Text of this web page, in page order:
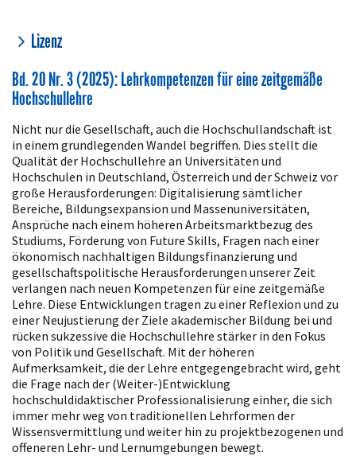
Artikeldetails
Lizenz
Bd. 20 Nr. 3 (2025): Lehrkompetenzen für eine zeitgemäße
Hochschullehre
Nicht nur die Gesellschaft, auch die Hochschullandschaft ist
in einem grundlegenden Wandel begriffen. Dies stellt die
Qualität der Hochschullehre an Universitäten und
Hochschulen in Deutschland, Österreich und der Schweiz vor
große Herausforderungen: Digitalisierung sämtlicher
Bereiche, Bildungsexpansion und Massenuniversitäten,
Ansprüche nach einem höheren Arbeitsmarktbezug des
Studiums, Förderung von Future Skills, Fragen nach einer
ökonomisch nachhaltigen Bildungsfinanzierung und
gesellschaftspolitische Herausforderungen unserer Zeit
verlangen nach neuen Kompetenzen für eine zeitgemäße
Lehre. Diese Entwicklungen tragen zu einer Reflexion und zu
einer Neujustierung der Ziele akademischer Bildung bei und
rücken sukzessive die Hochschullehre stärker in den Fokus
von Politik und Gesellschaft. Mit der höheren
Aufmerksamkeit, die der Lehre entgegengebracht wird, geht
die Frage nach der (Weiter-)Entwicklung
hochschuldidaktischer Professionalisierung einher, die sich
immer mehr weg von traditionellen Lehrformen der
Wissensvermittlung und weiter hin zu projektbezogenen und
offeneren Lehr- und Lernumgebungen bewegt.